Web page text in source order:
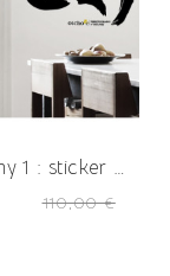
perography 1 : sticker œuvre d'art
Prix
110,00 €